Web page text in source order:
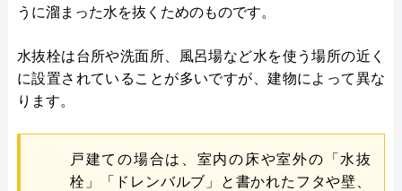
うに溜まった水を抜くためのものです。
水抜栓は台所や洗面所、風呂場など水を使う場所の近く
に設置されていることが多いですが、建物によって異な
ります。
戸建ての場合は、室内の床や室外の「水抜
栓」「ドレンバルブ」と書かれたフタや壁、